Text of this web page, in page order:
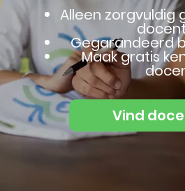
Alleen zorgvuldig
Gegarandeerd
Maak gratis
Vind